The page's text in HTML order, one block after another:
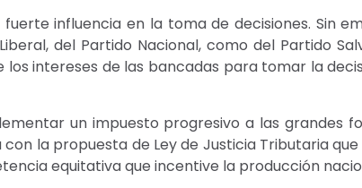
influencia en la toma de decisiones. Sin
del Partido Nacional, como del Partido
intereses de las bancadas para tomar la
un impuesto progresivo a las grandes
la propuesta de Ley de Justicia Tributaria
equitativa que incentive la producción